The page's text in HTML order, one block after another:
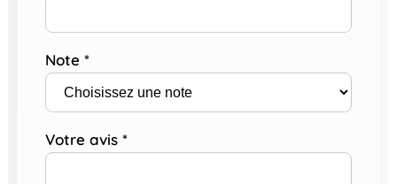
Note *
Votre avis *